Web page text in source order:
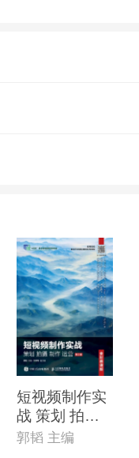
短视频制作实
战 策划 拍摄
制作 运营(全
郭韬 主编